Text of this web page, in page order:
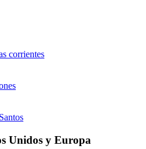
corrientes
Unidos y Europa